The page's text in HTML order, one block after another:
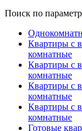
Поиск по
Квартиры с
комнатные
Квартиры с
комнатные
Квартиры с
комнатные
Квартиры с
комнатные
Готовые